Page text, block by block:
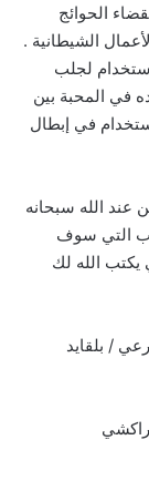
الحوائج
الشيطانية .
لجلب
في المحبة بين
في إبطال
عند الله سبحانه
التي سوف
يكتب الله لك
/ بلقايد